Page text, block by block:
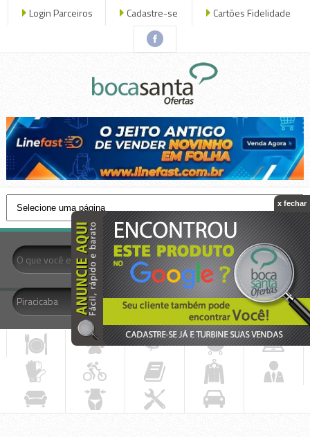
Login Parceiros Cadastre-se Cartões Fidelidade
- Todas as Categorias -
Piracicaba
x fechar